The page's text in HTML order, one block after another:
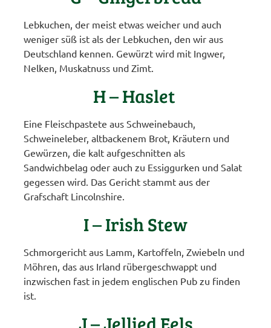
Lebkuchen, der meist etwas weicher und auch
weniger süß ist als der Lebkuchen, den wir aus
Deutschland kennen. Gewürzt wird mit Ingwer,
Nelken, Muskatnuss und Zimt.
H – Haslet
Eine Fleischpastete aus Schweinebauch,
Schweineleber, altbackenem Brot, Kräutern und
Gewürzen, die kalt aufgeschnitten als
Sandwichbelag oder auch zu Essiggurken und Salat
gegessen wird. Das Gericht stammt aus der
Grafschaft Lincolnshire.
I – Irish Stew
Schmorgericht aus Lamm, Kartoffeln, Zwiebeln und
Möhren, das aus Irland rübergeschwappt und
inzwischen fast in jedem englischen Pub zu finden
ist.